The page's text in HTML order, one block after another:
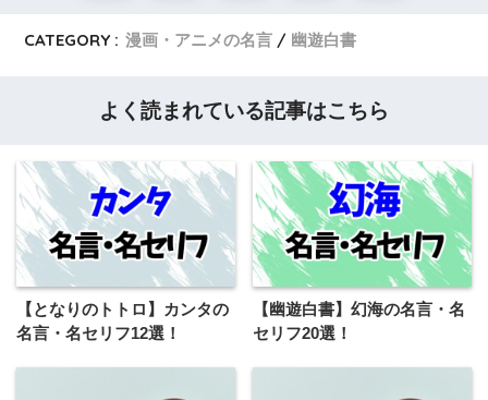
CATEGORY : 漫画・アニメの名言 幽遊白書
よく読まれている記事はこちら
【となりのトトロ】カンタの
名言・名セリフ12選！
【幽遊白書】幻海の名言・名
セリフ20選！